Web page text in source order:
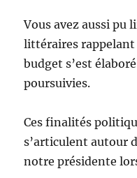
Vous avez aussi pu
littéraires rappelant
budget s’est
poursuivies.
Ces finalités
s’articulent autour
notre présidente